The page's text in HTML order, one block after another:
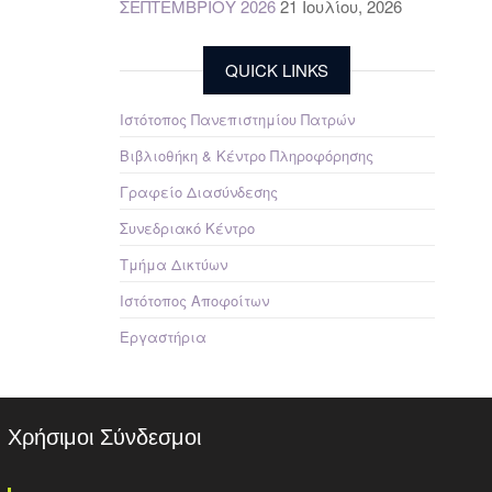
ΣΕΠΤΕΜΒΡΙΟΥ 2026 21 Ιουλίου, 2026
QUICK LINKS
Ιστότοπος Πανεπιστημίου Πατρών
Βιβλιοθήκη & Κέντρο Πληροφόρησης
Γραφείο Διασύνδεσης
Συνεδριακό Κέντρο
Τμήμα Δικτύων
Ιστότοπος Αποφοίτων
Εργαστήρια
Χρήσιμοι Σύνδεσμοι